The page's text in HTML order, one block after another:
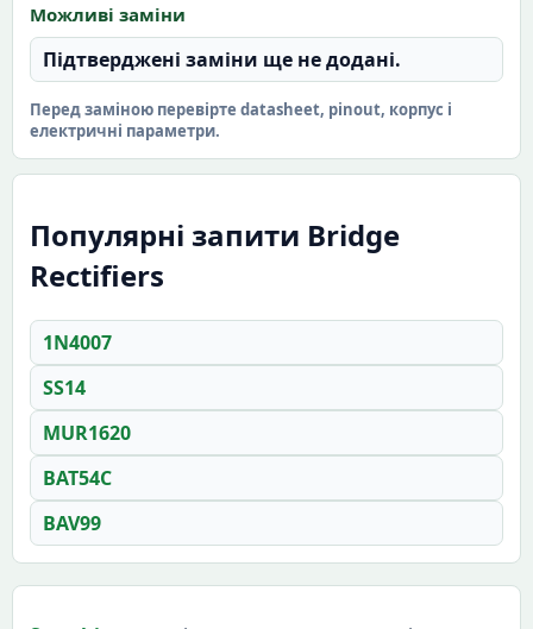
Можливі заміни
Підтверджені заміни ще не додані.
Перед заміною перевірте datasheet, pinout, корпус і
електричні параметри.
Популярні запити Bridge
Rectifiers
1N4007
SS14
MUR1620
BAT54C
BAV99